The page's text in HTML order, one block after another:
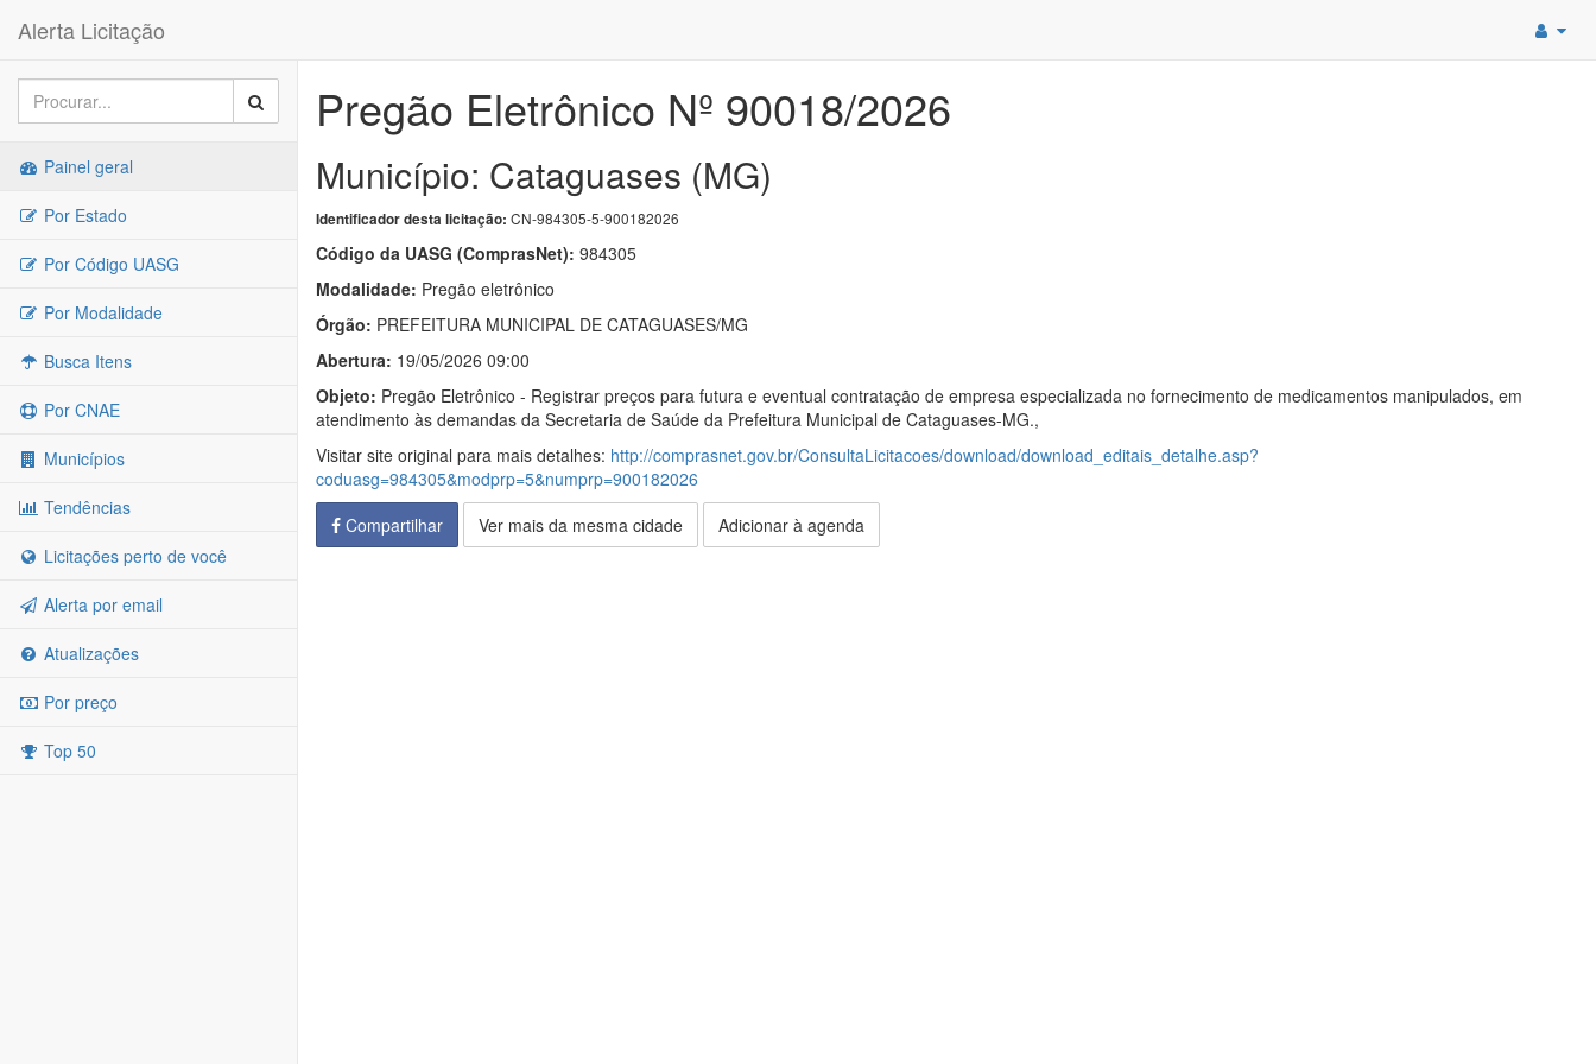
Alerta Licitação
Painel geral
Por Estado
Por Código UASG
Por Modalidade
Busca Itens
Por CNAE
Municípios
Tendências
Licitações perto de você
Alerta por email
Atualizações
Por preço
Top 50
Pregão Eletrônico Nº 90018/2026
Município: Cataguases (MG)
Identificador desta licitação: CN-984305-5-900182026
Código da UASG (ComprasNet): 984305
Modalidade: Pregão eletrônico
Órgão: PREFEITURA MUNICIPAL DE CATAGUASES/MG
Abertura: 19/05/2026 09:00
Objeto: Pregão Eletrônico - Registrar preços para futura e eventual contratação de empresa especializada no fornecimento de medicamentos manipulados, em
atendimento às demandas da Secretaria de Saúde da Prefeitura Municipal de Cataguases-MG.,
Visitar site original para mais detalhes: http://comprasnet.gov.br/ConsultaLicitacoes/download/download_editais_detalhe.asp?
coduasg=984305&modprp=5&numprp=900182026
Compartilhar
Ver mais da mesma cidade Adicionar à agenda